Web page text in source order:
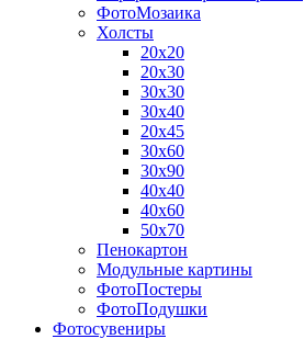
ФотоМозаика
Холсты
20х20
20х30
30х30
30х40
20х45
30х60
30х90
40х40
40х60
50х70
Пенокартон
Модульные картины
ФотоПостеры
ФотоПодушки
Фотоcувениры